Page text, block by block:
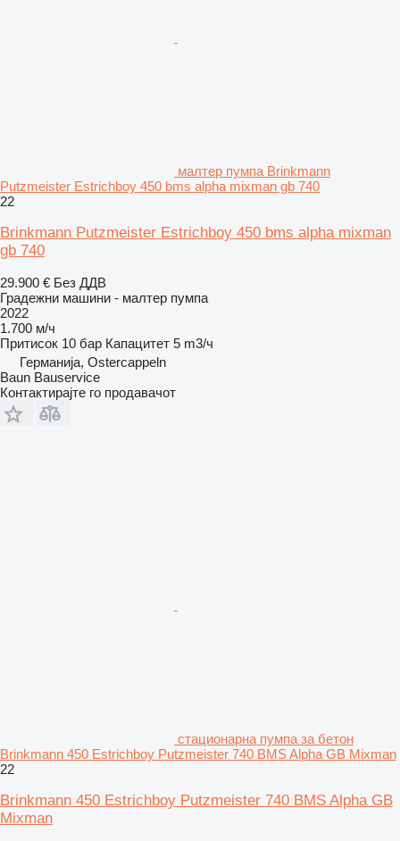
малтер пумпа Brinkmann
Putzmeister Estrichboy 450 bms alpha mixman gb 740
22
Brinkmann Putzmeister Estrichboy 450 bms alpha mixman
gb 740
29.900 € Без ДДВ
Градежни машини - малтер пумпа
2022
1.700 м/ч
Притисок 10 бар Капацитет 5 m3/ч
Германија, Ostercappeln
Baun Bauservice
Контактирајте го продавачот
стационарна пумпа за бетон
Brinkmann 450 Estrichboy Putzmeister 740 BMS Alpha GB Mixman
22
Brinkmann 450 Estrichboy Putzmeister 740 BMS Alpha GB
Mixman